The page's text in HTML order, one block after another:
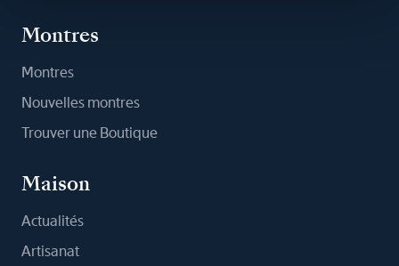
Montres
Montres
Nouvelles montres
Trouver une Boutique
Maison
Actualités
Artisanat